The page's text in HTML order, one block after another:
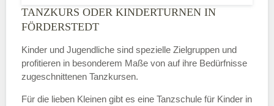
TANZKURS ODER KINDERTURNEN IN
FÖRDERSTEDT
Kinder und Jugendliche sind spezielle Zielgruppen und
profitieren in besonderem Maße von auf ihre Bedürfnisse
zugeschnittenen Tanzkursen.
Für die lieben Kleinen gibt es eine Tanzschule für Kinder in